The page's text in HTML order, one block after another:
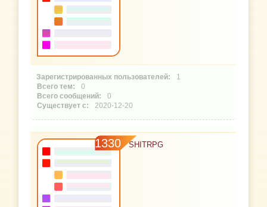
1
0
0
2020-12-20
1330 SHITRPG